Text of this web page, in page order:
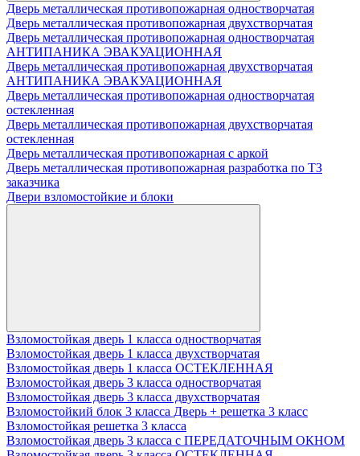
Дверь металлическая противопожарная одностворчатая
Дверь металлическая противопожарная двухстворчатая
Дверь металлическая противопожарная одностворчатая
АНТИПАНИКА ЭВАКУАЦИОННАЯ
Дверь металлическая противопожарная двухстворчатая
АНТИПАНИКА ЭВАКУАЦИОННАЯ
Дверь металлическая противопожарная одностворчатая
остекленная
Дверь металлическая противопожарная двухстворчатая
остекленная
Дверь металлическая противопожарная с аркой
Дверь металлическая противопожарная разработка по ТЗ
заказчика
Двери взломостойкие и блоки
Взломостойкая дверь 1 класса одностворчатая
Взломостойкая дверь 1 класса двухстворчатая
Взломостойкая дверь 1 класса ОСТЕКЛЕННАЯ
Взломостойкая дверь 3 класса одностворчатая
Взломостойкая дверь 3 класса двухстворчатая
Взломостойкий блок 3 класса Дверь + решетка 3 класс
Взломостойкая решетка 3 класса
Взломостойкая дверь 3 класса с ПЕРЕДАТОЧНЫМ ОКНОМ